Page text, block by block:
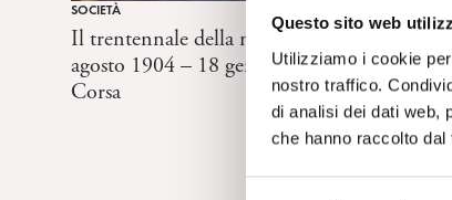
Questo sito web
Utilizziamo i cookie
nostro traffico.
di analisi dei dati web,
che hanno raccolto
SOCIETÀ
Il trentennale della morte di Emilio Servadio
agosto 1904 – 18 gennaio 1995). A cura di
Corsa